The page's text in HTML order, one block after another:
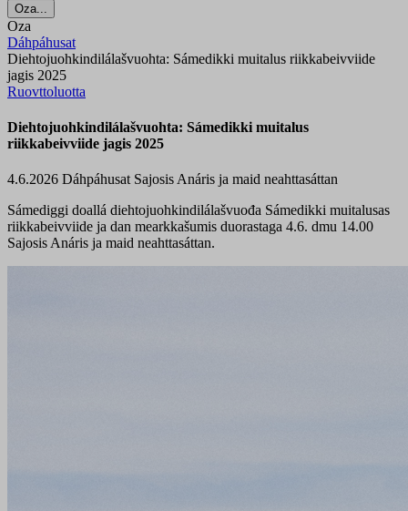
Oza...
Oza
Dáhpáhusat
Diehtojuohkindilálašvuohta: Sámedikki muitalus riikkabeivviide
jagis 2025
Ruovttoluotta
Diehtojuohkindilálašvuohta: Sámedikki muitalus
riikkabeivviide jagis 2025
4.6.2026 Dáhpáhusat Sajosis Anáris ja maid neahttasáttan
Sámediggi doallá diehtojuohkindilálašvuođa Sámedikki muitalusas
riikkabeivviide ja dan mearkkašumis duorastaga 4.6. dmu 14.00
Sajosis Anáris ja maid neahttasáttan.